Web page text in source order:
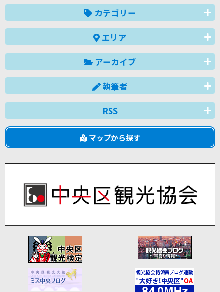
カテゴリー
エリア
アーカイブ
執筆者
RSS
マップから探す